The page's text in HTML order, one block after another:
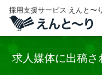
採用支援サービス えんと〜り
求人媒体に出稿